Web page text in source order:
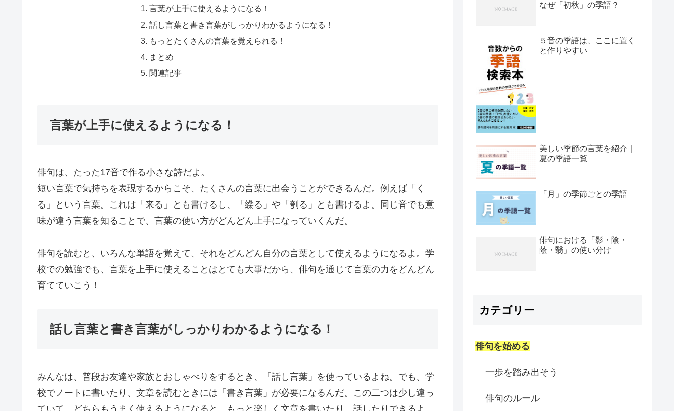
言葉が上手に使えるようになる！
話し言葉と書き言葉がしっかりわかるようになる！
もっとたくさんの言葉を覚えられる！
まとめ
関連記事
言葉が上手に使えるようになる！
俳句は、たった17音で作る小さな詩だよ。
短い言葉で気持ちを表現するからこそ、たくさんの言葉に出会うことができるんだ。例えば「く
る」という言葉。これは「来る」とも書けるし、「繰る」や「刳る」とも書けるよ。同じ音でも意
味が違う言葉を知ることで、言葉の使い方がどんどん上手になっていくんだ。
俳句を読むと、いろんな単語を覚えて、それをどんどん自分の言葉として使えるようになるよ。学
校での勉強でも、言葉を上手に使えることはとても大事だから、俳句を通じて言葉の力をどんどん
育てていこう！
話し言葉と書き言葉がしっかりわかるようになる！
みんなは、普段お友達や家族とおしゃべりをするとき、「話し言葉」を使っているよね。でも、学
校でノートに書いたり、文章を読むときには「書き言葉」が必要になるんだ。この二つは少し違っ
なぜ「初秋」の季語？
５音の季語は、ここに置く
と作りやすい
美しい季節の言葉を紹介｜
夏の季語一覧
「月」の季節ごとの季語
俳句における「影・陰・
蔭・翳」の使い分け
カテゴリー
俳句を始める
一歩を踏み出そう
俳句のルール